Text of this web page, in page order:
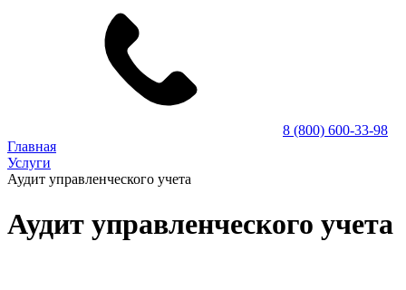
8 (800) 600-33-98
Главная
Услуги
Аудит управленческого учета
Аудит управленческого учета